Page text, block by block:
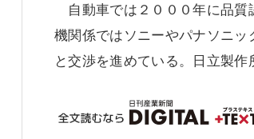
自動車では２０００年に品質
機関係ではソニーやパナソニ
と交渉を進めている。日立製作